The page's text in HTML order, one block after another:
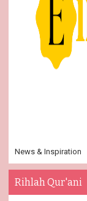
News & Inspiration
Rihlah Qur'ani